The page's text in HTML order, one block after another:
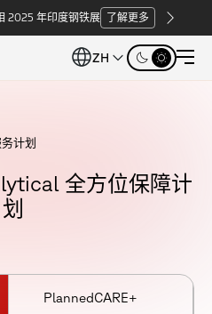
2025 年印度钢铁展 了解更多
ZH
计划
全方位保障计
划
PlannedCARE+